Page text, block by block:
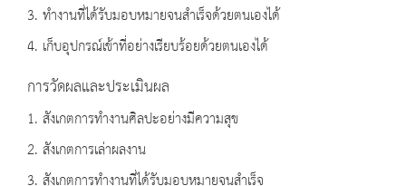
3. ทำงานที่ได้รับมอบหมายจนสำเร็จด้วยตนเองได้
4. เก็บอุปกรณ์เข้าที่อย่างเรียบร้อยด้วยตนเองได้
การวัดผลและประเมินผล
1. สังเกตการทำงานศิลปะอย่างมีความสุข
2. สังเกตการเล่าผลงาน